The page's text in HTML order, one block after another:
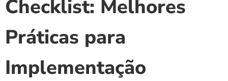
Checklist: Melhores
Práticas para
Implementação